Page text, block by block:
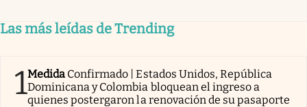
Las más leídas de Trending
1Medida Confirmado | Estados Unidos, República
Dominicana y Colombia bloquean el ingreso a
quienes postergaron la renovación de su pasaporte